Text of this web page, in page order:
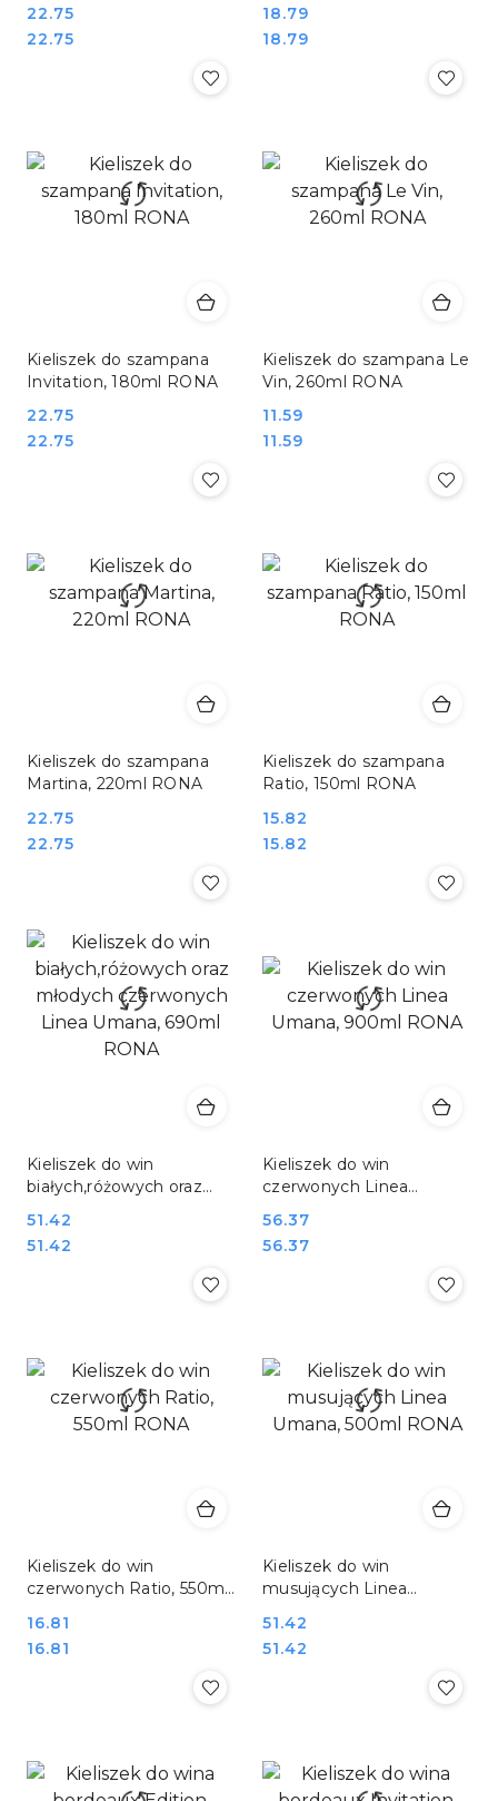
Cena:
22.75
Cena:
22.75
Cena:
18.79
Cena:
18.79
Kieliszek do szampana
Invitation, 180ml RONA
Cena:
22.75
Cena:
22.75
Kieliszek do szampana Le
Vin, 260ml RONA
Cena:
11.59
Cena:
11.59
Kieliszek do szampana
Martina, 220ml RONA
Cena:
22.75
Cena:
22.75
Kieliszek do szampana
Ratio, 150ml RONA
Cena:
15.82
Cena:
15.82
Kieliszek do win
białych,różowych oraz
Linea Umana, 690ml
RONA
Cena:
51.42
Cena:
51.42
Kieliszek do win
czerwonych Linea
Cena:
56.37
Cena:
56.37
Kieliszek do win
czerwonych Ratio, 550ml
Cena:
16.81
Cena:
16.81
Kieliszek do win
musujących Linea
Cena:
51.42
Cena:
51.42